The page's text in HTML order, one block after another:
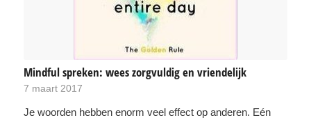
Mindful spreken: wees zorgvuldig en vriendelijk
7 maart 2017
Je woorden hebben enorm veel effect op anderen. Eén